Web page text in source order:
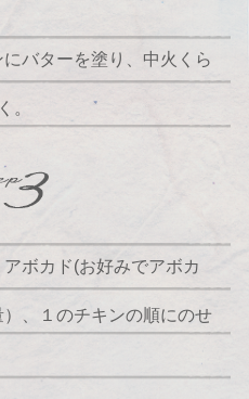
バターを塗り、中火くら
。
ボカド(お好みでアボカ
、１のチキンの順にのせ